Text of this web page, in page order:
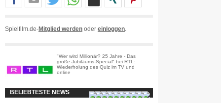
Spielfilm.de-Mitglied werden oder einloggen
"Wer wird Millionär? 25 Jahre - Das
große Jubiläums-Special" bei RTL:
Wiederholung des Quiz im TV und
online
BELIEBTESTE NEWS